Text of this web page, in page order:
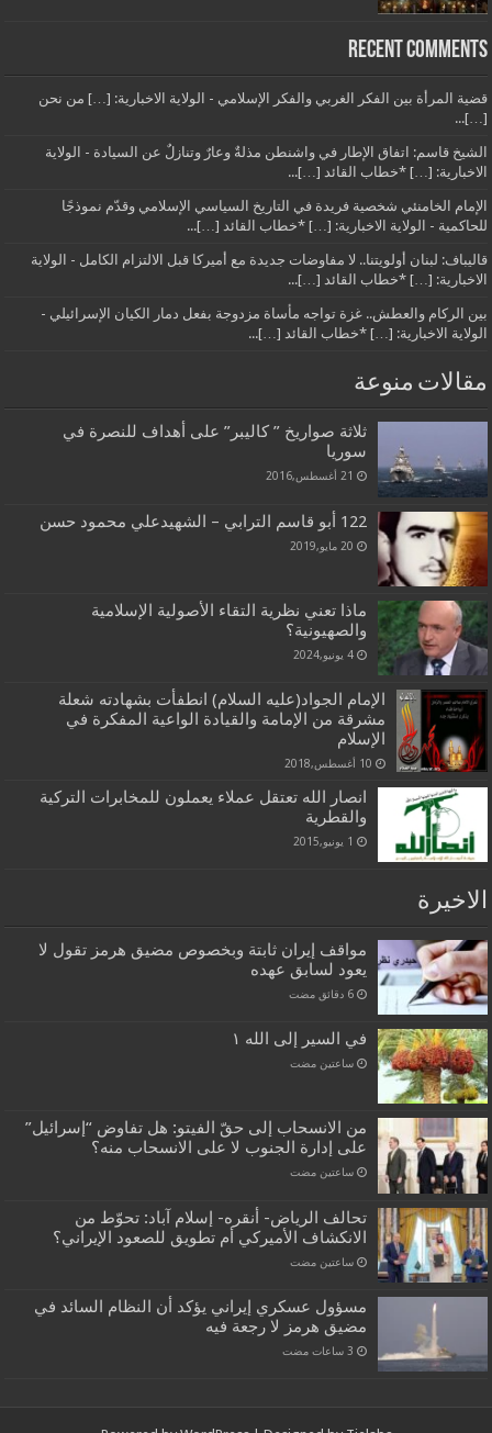
Recent Comments
قضية المرأة بين الفكر الغربي والفكر الإسلامي - الولاية الاخبارية: […] من نحن
[…]...
الشيخ قاسم: اتفاق الإطار في واشنطن مذلةٌ وعارٌ وتنازلٌ عن السيادة - الولاية
الاخبارية: […] *خطاب القائد […]...
الإمام الخامنئي شخصية فريدة في التاريخ السياسي الإسلامي وقدّم نموذجًا
للحاكمية - الولاية الاخبارية: […] *خطاب القائد […]...
قاليباف: لبنان أولويتنا.. لا مفاوضات جديدة مع أميركا قبل الالتزام الكامل - الولاية
الاخبارية: […] *خطاب القائد […]...
بين الركام والعطش.. غزة تواجه مأساة مزدوجة بفعل دمار الكيان الإسرائيلي -
الولاية الاخبارية: […] *خطاب القائد […]...
مقالات منوعة
ثلاثة صواريخ ” كاليبر” على أهداف للنصرة في
سوريا
21 أغسطس,2016
122 أبو قاسم الترابي – الشهيدعلي محمود حسن
20 مايو,2019
ماذا تعني نظرية التقاء الأصولية الإسلامية
والصهيونية؟
4 يونيو,2024
الإمام الجواد(عليه السلام) انطفأت بشهادته شعلة
مشرقة من الإمامة والقيادة الواعية المفكرة في
الإسلام
10 أغسطس,2018
انصار الله تعتقل عملاء يعملون للمخابرات التركية
والقطرية
1 يونيو,2015
الاخيرة
مواقف إيران ثابتة وبخصوص مضيق هرمز تقول لا
يعود لسابق عهده
‏6 دقائق مضت
في السير إلى الله ١
‏ساعتين مضت
من الانسحاب إلى حقّ الفيتو: هل تفاوض “إسرائيل”
على إدارة الجنوب لا على الانسحاب منه؟
‏ساعتين مضت
تحالف الرياض- أنقره- إسلام آباد: تحوّط من
الانكشاف الأميركي أم تطويق للصعود الإيراني؟
‏ساعتين مضت
مسؤول عسكري إيراني يؤكد أن النظام السائد في
مضيق هرمز لا رجعة فيه